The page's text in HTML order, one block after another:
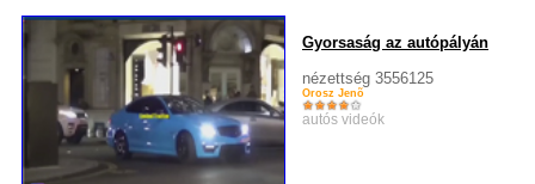
Gyorsaság az autópályán
nézettség 3556125
Orosz Jenõ
autós videók